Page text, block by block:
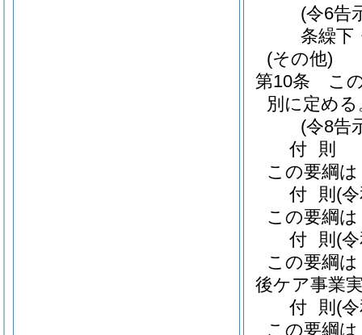
(令6告
条繰下
(その他)
第10条
こ
別に定める
(令8告
付 則
この要綱
付 則 (
この要綱
付 則 (
この要綱
後ケア事業
付 則 (
この要綱